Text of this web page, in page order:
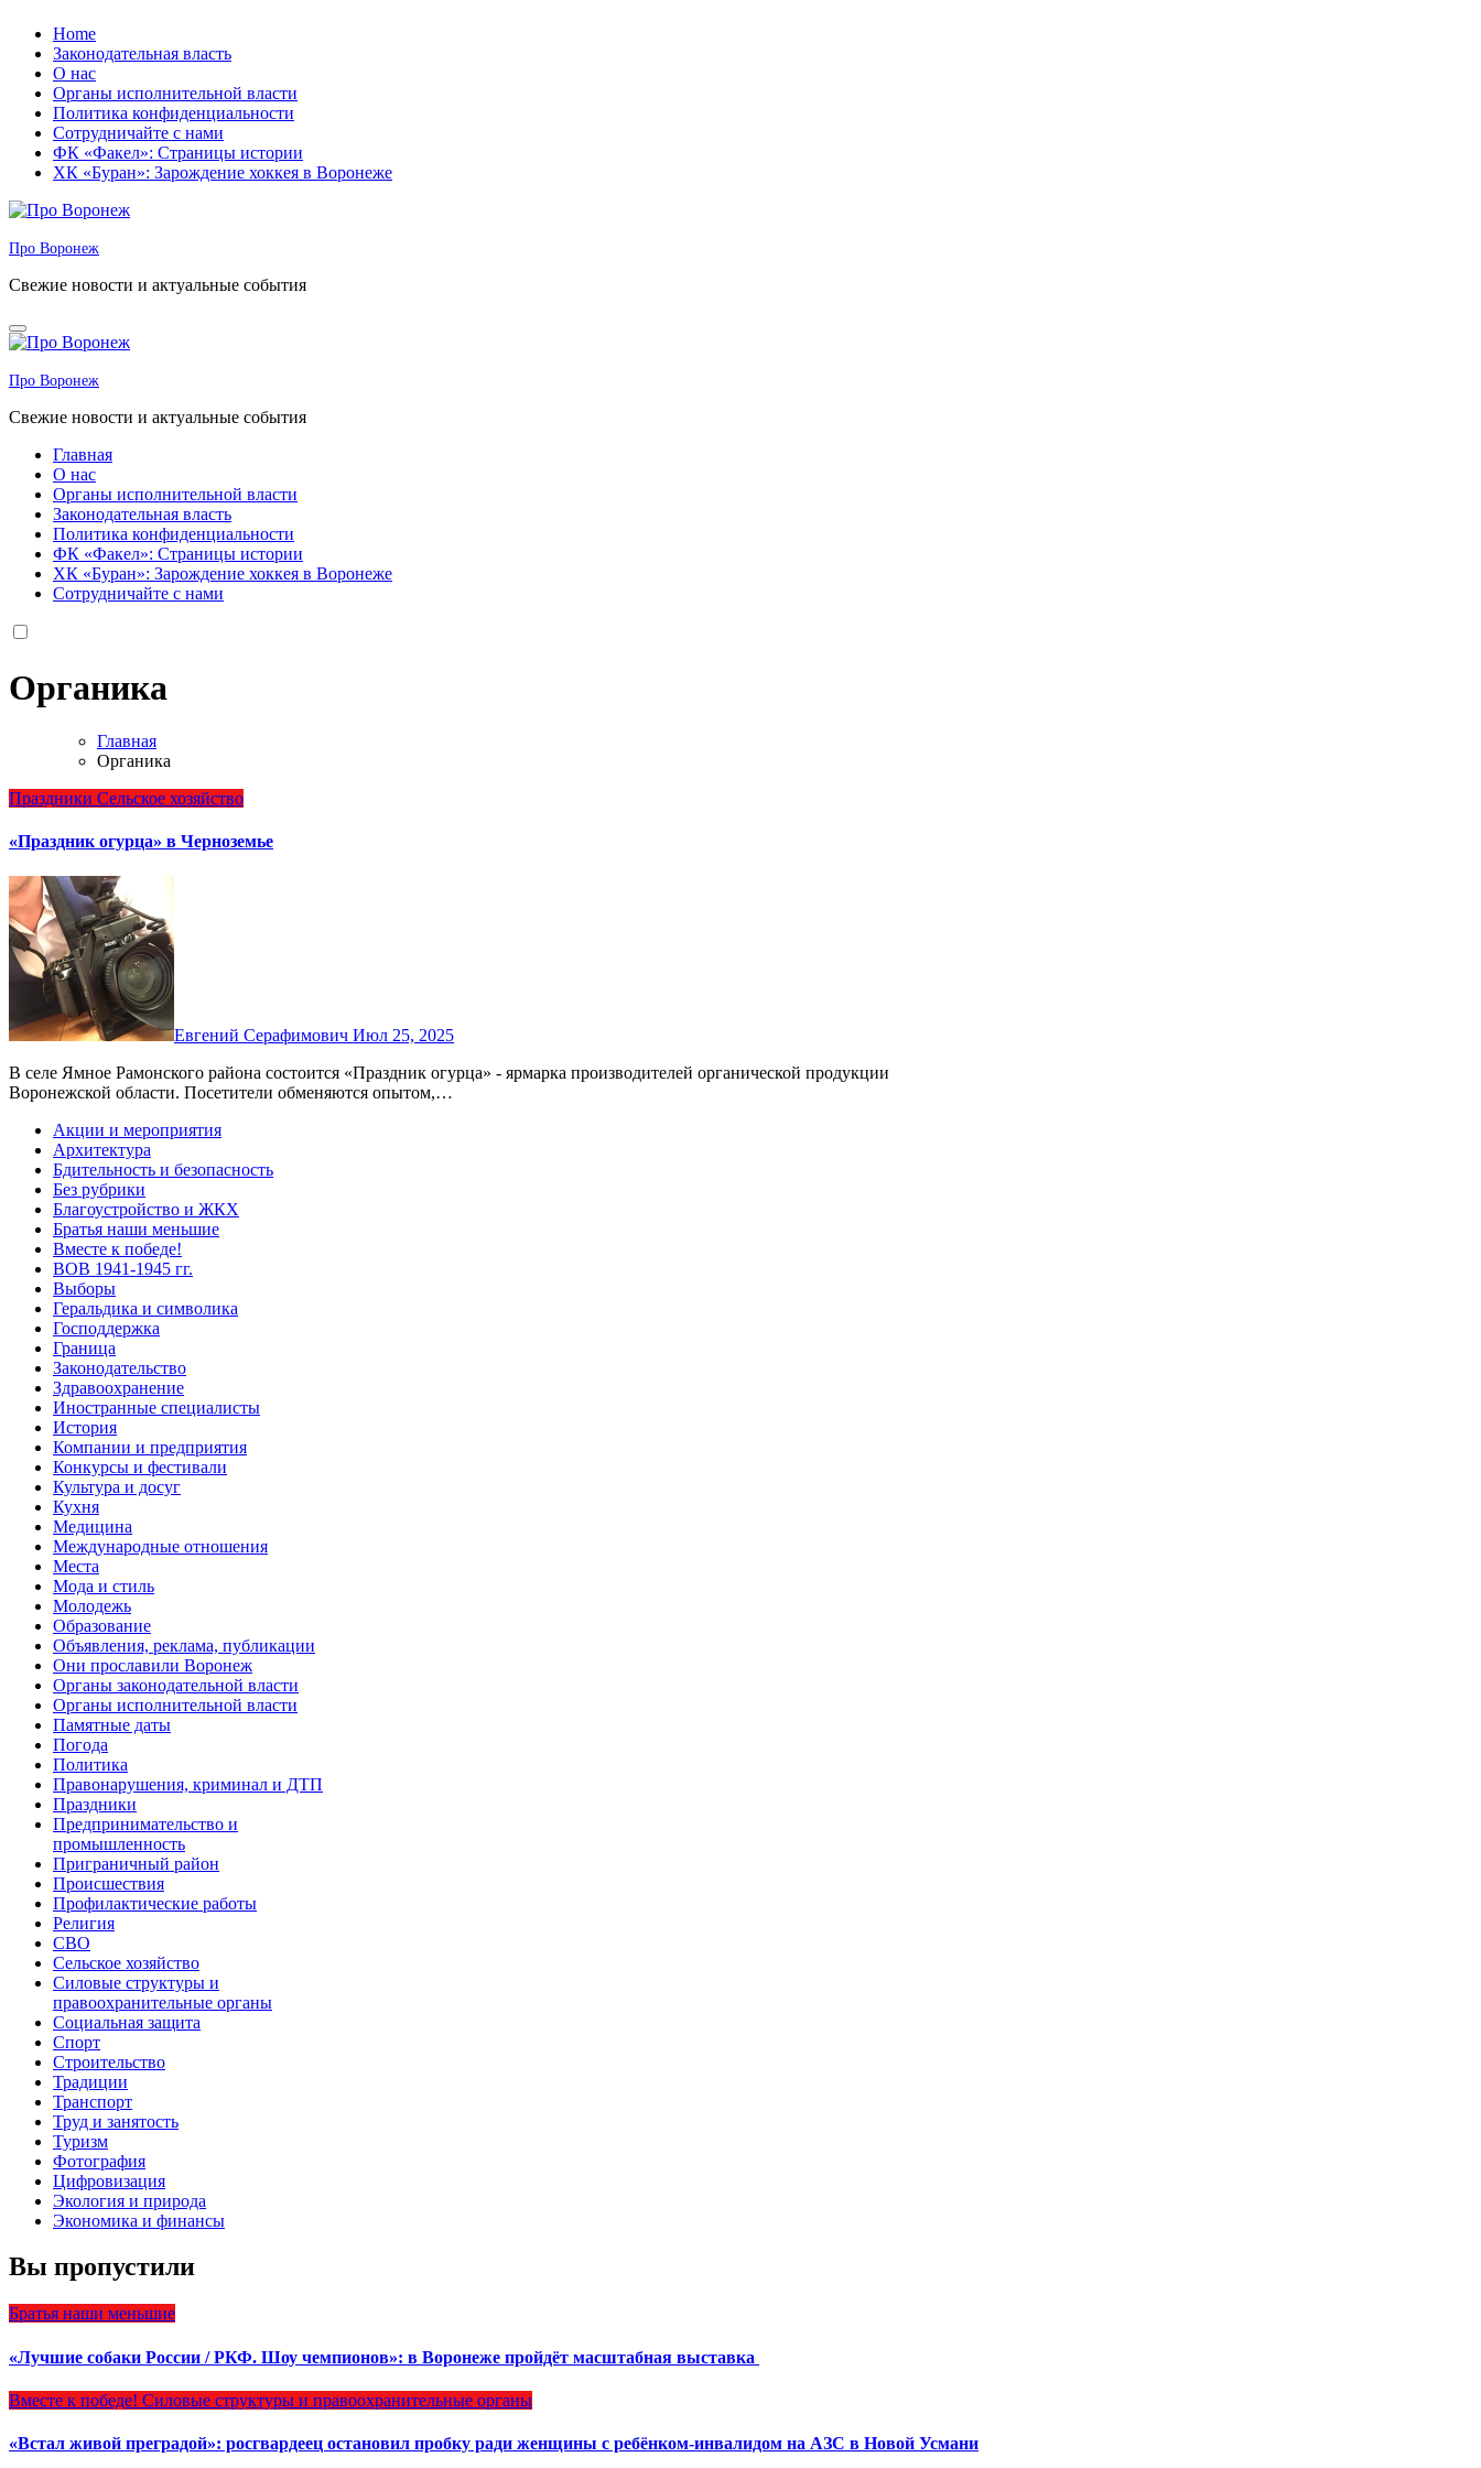
Перейти
содержанию
Home
Законодательная власть
О нас
Органы исполнительной власти
Политика конфиденциальности
Сотрудничайте с нами
ФК «Факел»: Страницы истории
ХК «Буран»: Зарождение хоккея в Воронеже
Про Воронеж
Свежие новости и актуальные события
Про Воронеж
Свежие новости и актуальные события
Главная
О нас
Органы исполнительной власти
Законодательная власть
Политика конфиденциальности
ФК «Факел»: Страницы истории
ХК «Буран»: Зарождение хоккея в Воронеже
Сотрудничайте с нами
Органика
Главная
Органика
Праздники Сельское хозяйство
«Праздник огурца» в Черноземье
Евгений Серафимович Июл 25, 2025
В селе Ямное Рамонского района состоится «Праздник огурца» - ярмарка производителей органической продукции
Воронежской области. Посетители обменяются опытом,…
Акции и мероприятия
Архитектура
Бдительность и безопасность
Без рубрики
Благоустройство и ЖКХ
Братья наши меньшие
Вместе к победе!
ВОВ 1941-1945 гг.
Выборы
Геральдика и символика
Господдержка
Граница
Законодательство
Здравоохранение
Иностранные специалисты
История
Компании и предприятия
Конкурсы и фестивали
Культура и досуг
Кухня
Медицина
Международные отношения
Места
Мода и стиль
Молодежь
Образование
Объявления, реклама, публикации
Они прославили Воронеж
Органы законодательной власти
Органы исполнительной власти
Памятные даты
Погода
Политика
Правонарушения, криминал и ДТП
Праздники
Предпринимательство и
промышленность
Приграничный район
Происшествия
Профилактические работы
Религия
СВО
Сельское хозяйство
Силовые структуры и
правоохранительные органы
Социальная защита
Спорт
Строительство
Традиции
Транспорт
Труд и занятость
Туризм
Фотография
Цифровизация
Экология и природа
Экономика и финансы
Вы пропустили
Братья наши меньшие
«Лучшие собаки России / РКФ. Шоу чемпионов»: в Воронеже пройдёт масштабная выставка
Вместе к победе! Силовые структуры и правоохранительные органы
«Встал живой преградой»: росгвардеец остановил пробку ради женщины с ребёнком-инвалидом на АЗС в Новой Усмани